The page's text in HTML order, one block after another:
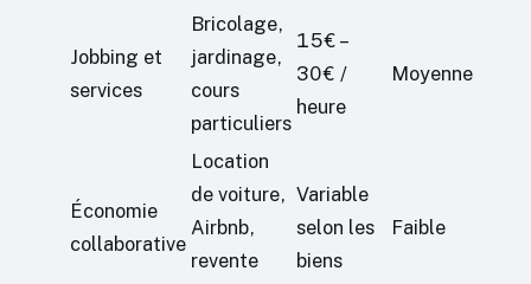
Jobbing et
services
Bricolage,
jardinage,
cours
particuliers
15€ –
30€ /
heure
Moyenne
Économie
collaborative
Location
de voiture,
Airbnb,
revente
Variable
selon les
biens
Faible